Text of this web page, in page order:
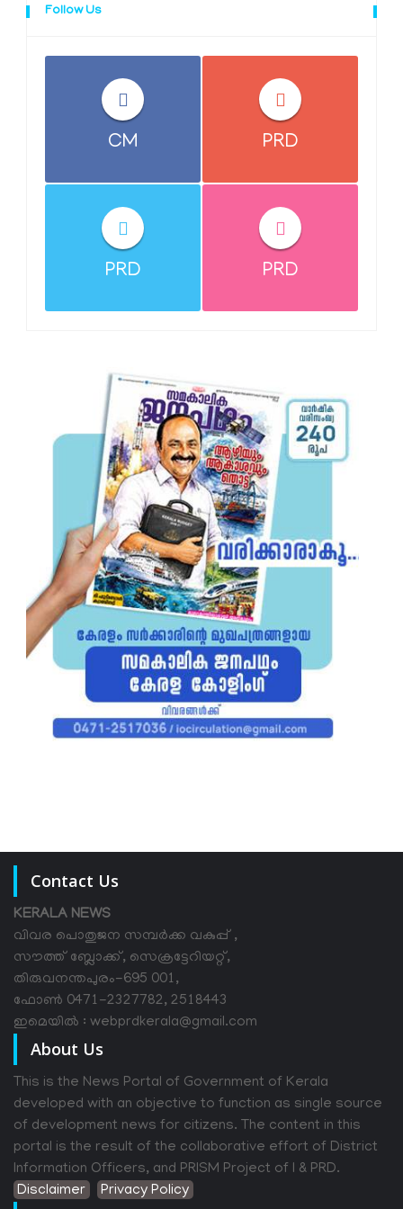
Follow Us
CM PRD
PRD PRD
Contact Us
KERALA NEWS
വിവര പൊതുജന സമ്പര്‍ക്ക വകുപ്പ് ,
സൗത്ത് ബ്ലോക്ക്, സെക്രട്ടേറിയറ്റ്,
തിരുവനന്തപുരം-695 001,
ഫോൺ 0471-2327782, 2518443
ഇമെയിൽ : webprdkerala@gmail.com
About Us
This is the News Portal of Government of Kerala
developed with an objective to function as single source
of development news for citizens. The content in this
portal is the result of the collaborative effort of District
Information Officers, and PRISM Project of I & PRD.
Disclaimer
Privacy Policy